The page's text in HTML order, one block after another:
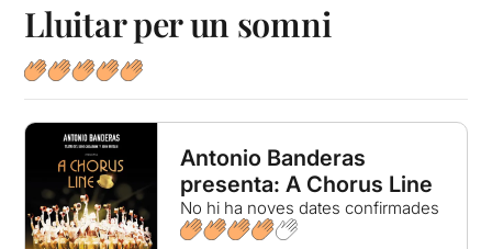
Lluitar per un somni
Antonio Banderas
presenta: A Chorus Line
No hi ha noves dates confirmades